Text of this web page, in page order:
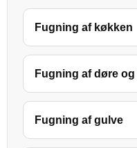
Fugning af køkken
Fugning af døre
Fugning af gulve